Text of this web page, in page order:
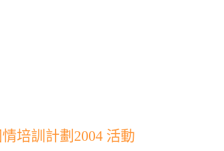
培訓計劃2004 活動